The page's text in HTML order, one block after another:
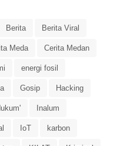
Berita Berita Viral
Meda Cerita Medan
energi fosil
Gosip Hacking
Inalum
IoT karbon